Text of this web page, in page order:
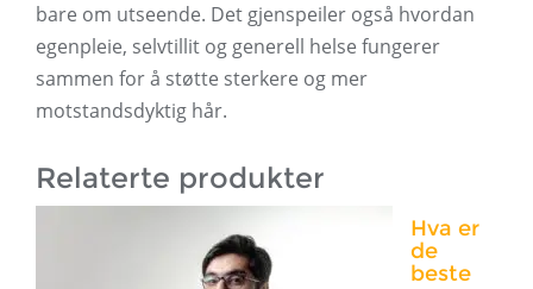
bare om utseende. Det gjenspeiler også hvordan
egenpleie, selvtillit og generell helse fungerer
sammen for å støtte sterkere og mer
motstandsdyktig hår.
Relaterte produkter
Hva er
de
beste